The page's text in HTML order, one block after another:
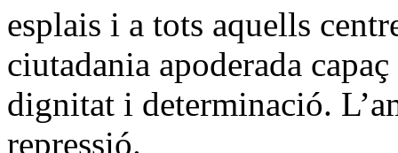
esplais i a tots aquells
ciutadania apoderada
dignitat i determinació.
repressió.